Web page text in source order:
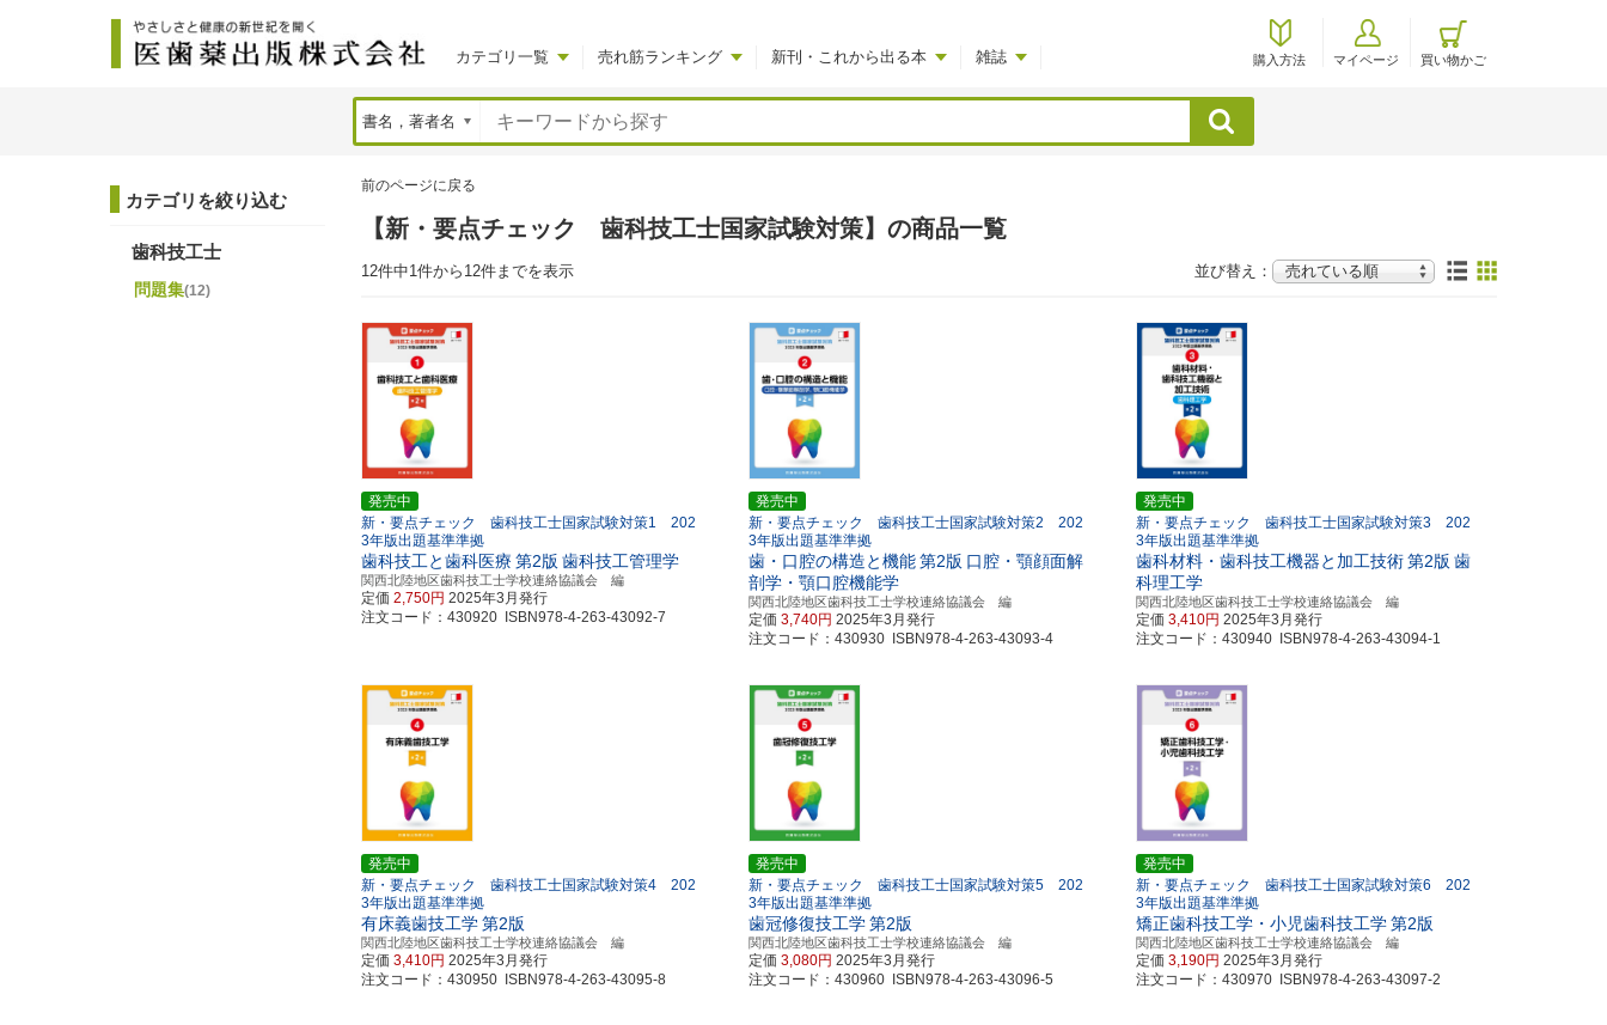
カテゴリ一覧 売れ筋ランキング 新刊・これから出る本 雑誌 購入方法 マイページ 買い物かご
検索
前のページに戻る
【新・要点チェック 歯科技工士国家試験対策】の商品一覧
12件中1件から12件までを表示 並び替え：
発売中
新・要点チェック 歯科技工士国家試験対策1 202
3年版出題基準準拠
歯科技工と歯科医療 第2版 歯科技工管理学
関西北陸地区歯科技工士学校連絡協議会 編
定価 2,750円 2025年3月発行
注文コード：430920 ISBN978-4-263-43092-7
発売中
新・要点チェック 歯科技工士国家試験対策2 202
3年版出題基準準拠
歯・口腔の構造と機能第2版 口腔・顎顔面解
剖学・顎口腔機能学
関西北陸地区歯科技工士学校連絡協議会 編
定価3,740円 2025年3月発行
注文コード：430930 ISBN978-4-263-43093-4
発売中
新・要点チェック 歯科技工士国家試験対策3 202
3年版出題基準準拠
歯科材料・歯科技工機器と加工技術 第2版 歯
科理工学
関西北陸地区歯科技工士学校連絡協議会 編
定価3,410円 2025年3月発行
注文コード：430940 ISBN978-4-263-43094-1
発売中
新・要点チェック 歯科技工士国家試験対策4 202
3年版出題基準準拠
有床義歯技工学第2版
関西北陸地区歯科技工士学校連絡協議会 編
定価 3,410円 2025年3月発行
注文コード：430950 ISBN978-4-263-43095-8
発売中
新・要点チェック 歯科技工士国家試験対策5 202
3年版出題基準準拠
歯冠修復技工学第2版
関西北陸地区歯科技工士学校連絡協議会 編
定価3,080円 2025年3月発行
注文コード：430960 ISBN978-4-263-43096-5
発売中
新・要点チェック 歯科技工士国家試験対策6 202
3年版出題基準準拠
矯正歯科技工学・小児歯科技工学 第2版
関西北陸地区歯科技工士学校連絡協議会 編
定価3,190円 2025年3月発行
注文コード：430970 ISBN978-4-263-43097-2
カテゴリを絞り込む
歯科技工士
問題集(12)